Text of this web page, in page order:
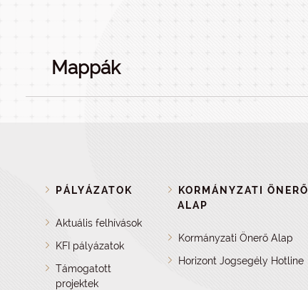
Mappák
PÁLYÁZATOK
Aktuális felhívások
KFI pályázatok
Támogatott
projektek
KORMÁNYZATI ÖNERŐ
ALAP
Kormányzati Önerő Alap
Horizont Jogsegély Hotline